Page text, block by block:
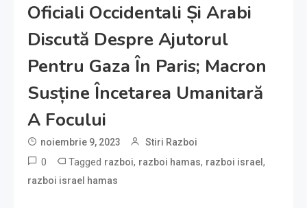
Oficiali Occidentali Și Arabi
Discută Despre Ajutorul
Pentru Gaza În Paris; Macron
Susține Încetarea Umanitară
A Focului
noiembrie 9, 2023 Stiri Razboi
0 Tagged razboi, razboi hamas, razboi israel ,
razboi israel hamas